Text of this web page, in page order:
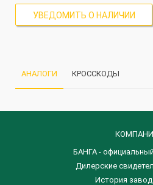
УВЕДОМИТЬ О НАЛИЧИИ
АНАЛОГИ КРОССКОДЫ
БАНГА -
Дилерские
История